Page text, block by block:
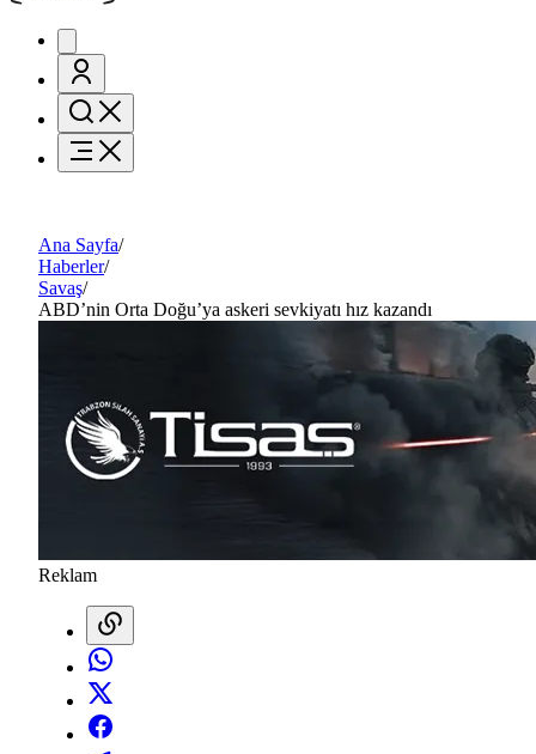
Ana Sayfa/
Haberler/
Savaş/
ABD’nin Orta Doğu’ya askeri sevkiyatı hız kazandı
Reklam